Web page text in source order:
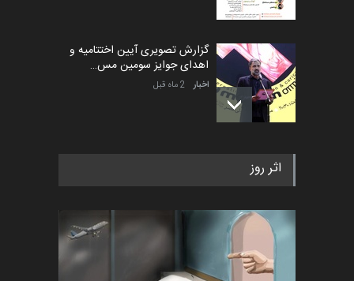
گزارش تصویری آیین اختتامیه و
اهدای جوایز سومین مس…
اخبار 2 ماه قبل
به یاد اردوغان باشول (۱۹۳۶–
اخبار 2 ماه قبل
رویداد کارگاهی کارتون و پوستر
«ایران سربلند» به ا…
اثر روز